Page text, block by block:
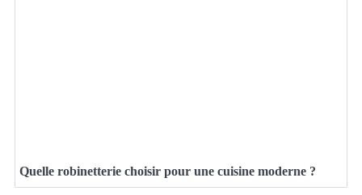
Quelle robinetterie choisir pour une cuisine moderne ?